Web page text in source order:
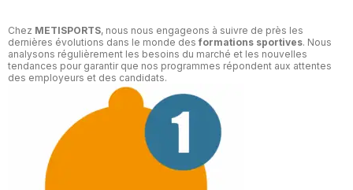
Chez METISPORTS, nous nous engageons à suivre de près les
dernières évolutions dans le monde des formations sportives. Nous
analysons régulièrement les besoins du marché et les nouvelles
tendances pour garantir que nos programmes répondent aux attentes
des employeurs et des candidats.